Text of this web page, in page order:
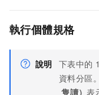
執行個體規格
說明 下表中的 1
資料分區
隻讀）表